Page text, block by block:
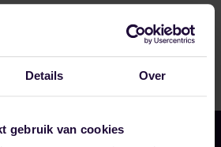
Details Over
gebruik van cookies